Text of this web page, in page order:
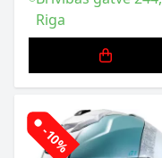
Riga
-10%